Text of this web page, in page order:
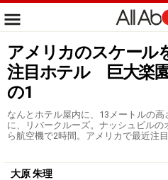
アメリカのスケール
注目ホテル 巨大楽
の1
なんとホテル屋内に、13メートルの高
に、リバークルーズ。ナッシュビル
ら航空機で2時間。アメリカで最近注
大原 朱理